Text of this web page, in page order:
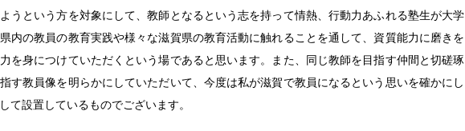
うという方を対象にして、教師となるという志を持って情熱、行動力あふれる塾生が大学
内の教員の教育実践や様々な滋賀県の教育活動に触れることを通して、資質能力に磨きを
を身につけていただくという場であると思います。また、同じ教師を目指す仲間と切磋琢
す教員像を明らかにしていただいて、今度は私が滋賀で教員になるという思いを確かにし
て設置しているものでございます。